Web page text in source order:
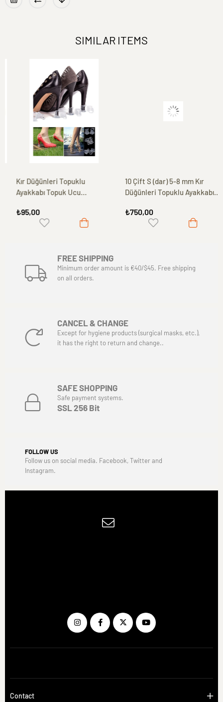
SIMILAR ITEMS
Kır Düğünleri Topuklu
Ayakkabı Topuk Ucu
₺95,00
10 Çift S (dar) 5-8 mm Kır
Düğünleri Topuklu Ayakkabı
Aparat
₺750,00
FREE SHIPPING
Minimum order amount is €40/$45. Free shipping
on all orders.
CANCEL & CHANGE
Except for hygiene products (surgical masks, etc.),
it has the right to return and change..
SAFE SHOPPING
Safe payment systems.
SSL 256 Bit
FOLLOW US
Follow us on social media. Facebook, Twitter and
Instagram.
Contact